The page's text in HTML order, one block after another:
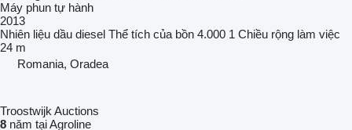
Máy phun tự hành
2013
Nhiên liệu dầu diesel Thể tích của bồn 4.000 1 Chiều rộng làm việc
24 m
Romania, Oradea
Troostwijk Auctions
8 năm tại Agroline